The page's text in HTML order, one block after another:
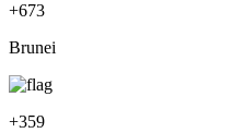
+673
Brunei
+359